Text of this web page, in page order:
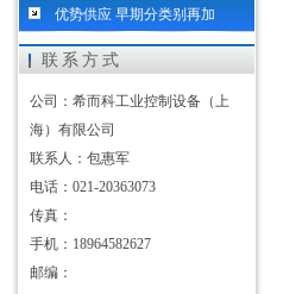
优势供应 早期分类别再加
联系方式
公司：希而科工业控制设备（上
海）有限公司
联系人：包惠军
电话：021-20363073
传真：
手机：18964582627
邮编：